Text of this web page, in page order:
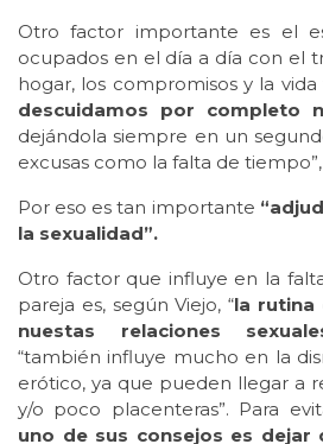
Otro factor importante es el
ocupados en el día a día con el
hogar, los compromisos y la
descuidamos por completo
dejándola siempre en un
excusas como la falta de
Por eso es tan importante
la sexualidad”.
Otro factor que influye en la
pareja es, según Viejo, “la rutina
nuestas relaciones
“también influye mucho en la
erótico, ya que pueden llegar a
y/o poco placenteras”. Para
uno de sus consejos es dejar